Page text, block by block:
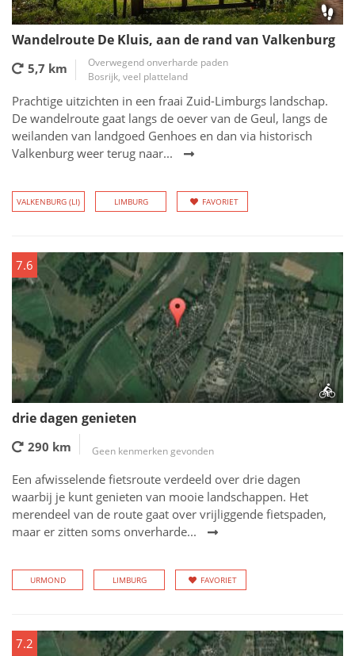
Wandelroute De Kluis, aan de rand van Valkenburg
5,7 km
Overwegend onverharde paden
Bosrijk, veel platteland
Prachtige uitzichten in een fraai Zuid-Limburgs landschap.
De wandelroute gaat langs de oever van de Geul, langs de
weilanden van landgoed Genhoes en dan via historisch
Valkenburg weer terug naar...
VALKENBURG (LI) LIMBURG FAVORIET
7.6
drie dagen genieten
290 km Geen kenmerken gevonden
Een afwisselende fietsroute verdeeld over drie dagen
waarbij je kunt genieten van mooie landschappen. Het
merendeel van de route gaat over vrijliggende fietspaden,
maar er zitten soms onverharde...
URMOND LIMBURG FAVORIET
7.2